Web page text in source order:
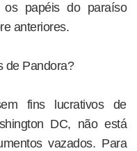
papéis do paraíso
anteriores.
de Pandora?
fins lucrativos de
DC, não está
vazados. Para